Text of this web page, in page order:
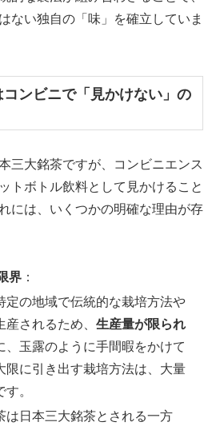
ない独自の「味」を確立していま
ンビニで「見かけない」の
三大銘茶ですが、コンビニエンス
トボトル飲料として見かけること
には、いくつかの明確な理由が存
界 ：
定の地域で伝統的な栽培方法や
産されるため、生産量が限られ
、玉露のように手間暇をかけて
限に引き出す栽培方法は、大量
。
は日本三大銘茶とされる一方